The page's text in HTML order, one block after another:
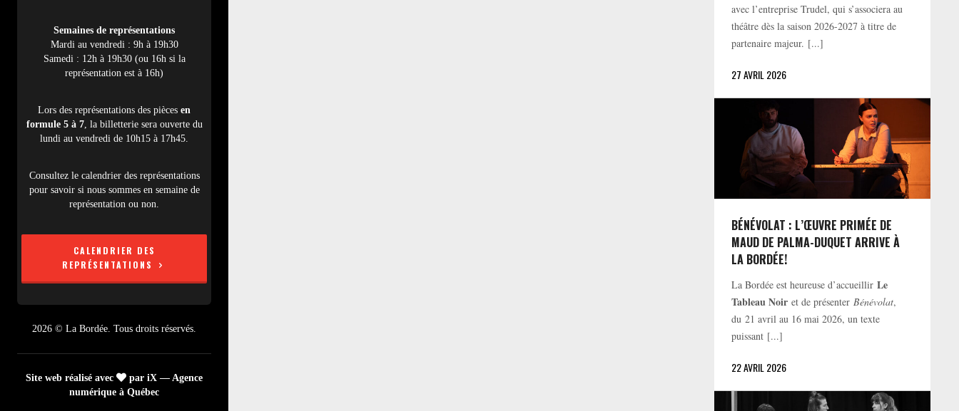
Semaines de représentations
Mardi au vendredi : 9h à 19h30
Samedi : 12h à 19h30 (ou 16h si la
représentation est à 16h)
Lors des représentations des pièces en
formule 5 à 7, la billetterie sera ouverte du
lundi au vendredi de 10h15 à 17h45.
Consultez le calendrier des représentations
pour savoir si nous sommes en semaine de
représentation ou non.
CALENDRIER DES
REPRÉSENTATIONS
2026 © La Bordée. Tous droits réservés.
Site web réalisé avec
par iX — Agence
numérique à Québec
avec l’entreprise Trudel, qui s’associera au
théâtre dès la saison 2026-2027 à titre de
partenaire majeur. [...]
27 AVRIL 2026
BÉNÉVOLAT : L’ŒUVRE PRIMÉE DE
MAUD DE PALMA-DUQUET ARRIVE À
LA BORDÉE!
La Bordée est heureuse d’accueillirLe
Tableau Noir et de présenterBénévolat,
du 21 avril au 16 mai 2026, un texte
puissant [...]
22 AVRIL 2026